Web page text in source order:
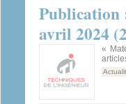
Publication
avril 2024
«